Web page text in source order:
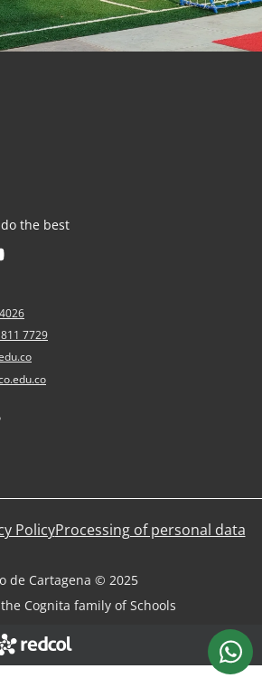
the best
7729
PolicyProcessing of personal data
de Cartagena © 2025
Cognita family of Schools